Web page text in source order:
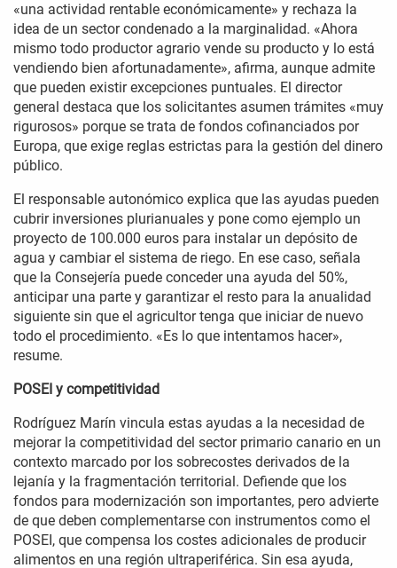
«una actividad rentable económicamente» y rechaza la
idea de un sector condenado a la marginalidad. «Ahora
mismo todo productor agrario vende su producto y lo está
vendiendo bien afortunadamente», afirma, aunque admite
que pueden existir excepciones puntuales. El director
general destaca que los solicitantes asumen trámites «muy
rigurosos» porque se trata de fondos cofinanciados por
Europa, que exige reglas estrictas para la gestión del dinero
público.
El responsable autonómico explica que las ayudas pueden
cubrir inversiones plurianuales y pone como ejemplo un
proyecto de 100.000 euros para instalar un depósito de
agua y cambiar el sistema de riego. En ese caso, señala
que la Consejería puede conceder una ayuda del 50%,
anticipar una parte y garantizar el resto para la anualidad
siguiente sin que el agricultor tenga que iniciar de nuevo
todo el procedimiento. «Es lo que intentamos hacer»,
resume.
POSEI y competitividad
Rodríguez Marín vincula estas ayudas a la necesidad de
mejorar la competitividad del sector primario canario en un
contexto marcado por los sobrecostes derivados de la
lejanía y la fragmentación territorial. Defiende que los
fondos para modernización son importantes, pero advierte
de que deben complementarse con instrumentos como el
POSEI, que compensa los costes adicionales de producir
alimentos en una región ultraperiférica. Sin esa ayuda,